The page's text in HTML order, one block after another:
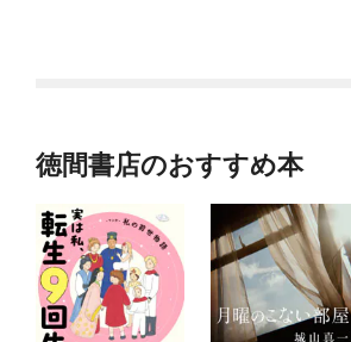
徳間書店のおすすめ本